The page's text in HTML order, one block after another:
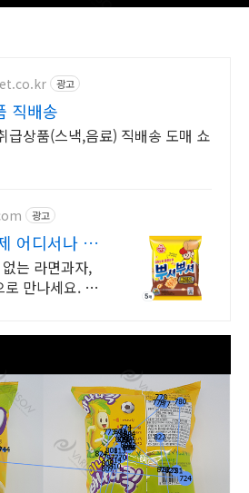
광고
직배송
급상품(스낵,음료) 직배송 도매 쇼
광고
어디서나 간
는 라면과자,
만나세요. 귀